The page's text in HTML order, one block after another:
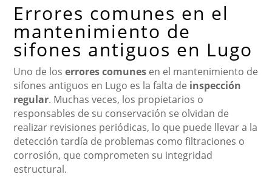
Errores comunes en el
mantenimiento de
sifones antiguos en Lugo
Uno de loserrores comunes en el mantenimiento de
sifones antiguos en Lugo es la falta de inspección
regular. Muchas veces, los propietarios o
responsables de su conservación se olvidan de
realizar revisiones periódicas, lo que puede llevar a la
detección tardía de problemas como filtraciones o
corrosión, que comprometen su integridad
estructural.